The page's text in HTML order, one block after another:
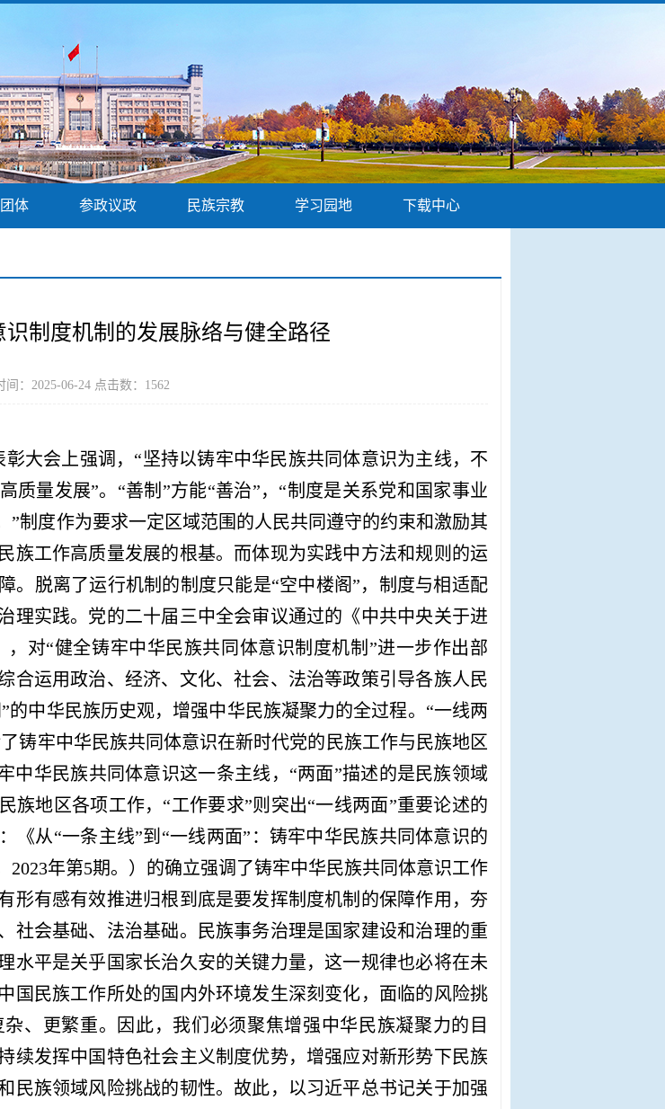
体 参政议政 民族宗教 学习园地 下载中心
制度机制的发展脉络与健全路径
：2025-06-24 点击数： 1562
大会上强调，“坚持以铸牢中华民族共同体意识为主线，不
质量发展”。“善制”方能“善治”，“制度是关系党和国家事业
制度作为要求一定区域范围的人民共同遵守的约束和激励其
族工作高质量发展的根基。而体现为实践中方法和规则的运
。脱离了运行机制的制度只能是“空中楼阁”，制度与相适配
理实践。党的二十届三中全会审议通过的《中共中央关于进
对“健全铸牢中华民族共同体意识制度机制”进一步作出部
合运用政治、经济、文化、社会、法治等政策引导各族人民
的中华民族历史观，增强中华民族凝聚力的全过程。“一线两
铸牢中华民族共同体意识在新时代党的民族工作与民族地区
中华民族共同体意识这一条主线，“两面”描述的是民族领域
族地区各项工作，“工作要求”则突出“一线两面”重要论述的
《从“一条主线”到“一线两面”：铸牢中华民族共同体意识的
年第5期。） 的确立强调了铸牢中华民族共同体意识工作
形有感有效推进归根到底是要发挥制度机制的保障作用，夯
社会基础、法治基础。民族事务治理是国家建设和治理的重
水平是关乎国家长治久安的关键力量，这一规律也必将在未
国民族工作所处的国内外环境发生深刻变化，面临的风险挑
、更繁重。因此，我们必须聚焦增强中华民族凝聚力的目
续发挥中国特色社会主义制度优势，增强应对新形势下民族
民族领域风险挑战的韧性。故此，以习近平总书记关于加强